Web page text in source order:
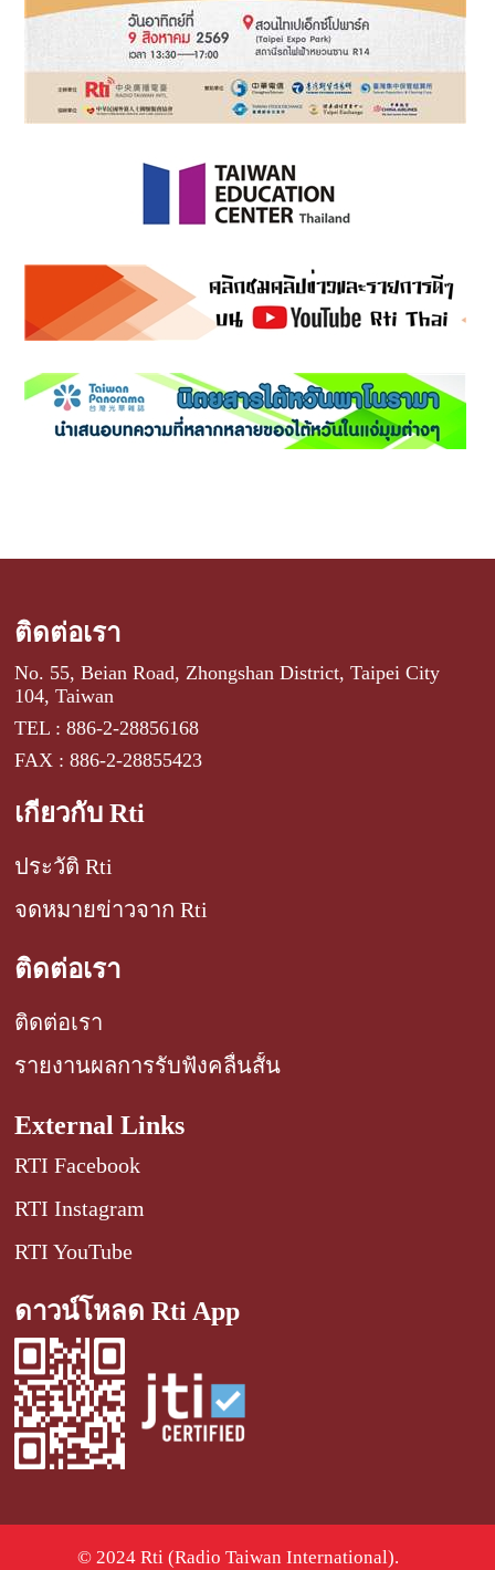
ติดต่อเรา
No. 55, Beian Road, Zhongshan District, Taipei City
104, Taiwan
TEL : 886-2-28856168
FAX : 886-2-28855423
เกี่ยวกับ Rti
ประวัติ Rti
จดหมายข่าวจาก Rti
ติดต่อเรา
ติดต่อเรา
รายงานผลการรับฟังคลื่นสั้น
External Links
RTI Facebook
RTI Instagram
RTI YouTube
ดาวน์โหลด Rti App
© 2024 Rti (Radio Taiwan International).